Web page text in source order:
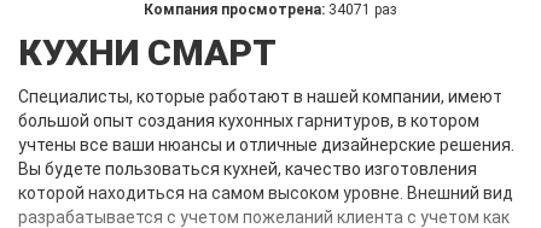
Компания просмотрена: 34071 раз
КУХНИ СМАРТ
Специалисты, которые работают в нашей компании, имеют
большой опыт создания кухонных гарнитуров, в котором
учтены все ваши нюансы и отличные дизайнерские решения.
Вы будете пользоваться кухней, качество изготовления
которой находиться на самом высоком уровне. Внешний вид
разрабатывается с учетом пожеланий клиента с учетом как